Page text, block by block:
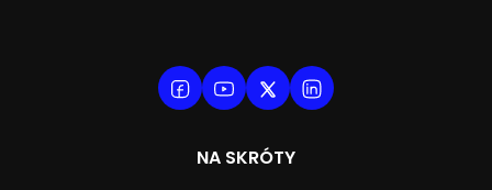
NA SKRÓTY